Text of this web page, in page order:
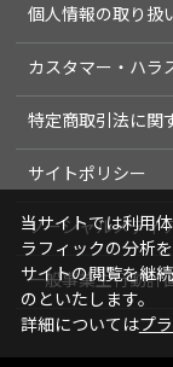
個人情報の取り扱
カスタマー・ハラ
特定商取引法に関
サイトポリシー
ソーシャルメディ
一般事業主行動計
当サイトでは利用
ラフィックの分析
サイトの閲覧を継
のといたします。
詳細についてはプ